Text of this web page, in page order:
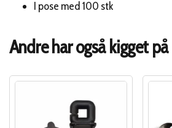
I pose med 100 stk
Andre har også kigget på